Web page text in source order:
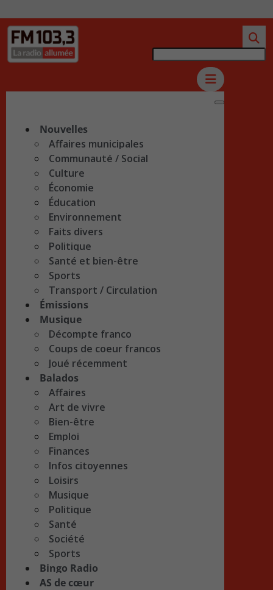
Nouvelles
Affaires municipales
Communauté / Social
Culture
Économie
Éducation
Environnement
Faits divers
Politique
Santé et bien-être
Sports
Transport / Circulation
Émissions
Musique
Décompte franco
Coups de coeur francos
Joué récemment
Balados
Affaires
Art de vivre
Bien-être
Emploi
Finances
Infos citoyennes
Loisirs
Musique
Politique
Santé
Société
Sports
Bingo Radio
AS de cœur